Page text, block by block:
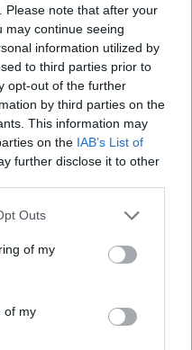
Please note that after your
may continue seeing
information utilized by
to third parties prior to
opt-out of the further
by third parties on the
This information may
on the IAB’s List of
further disclose it to other
Outs
of my
of my